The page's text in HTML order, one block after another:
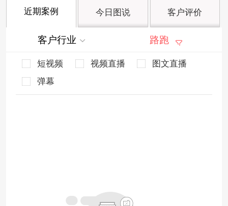
近期案例 今日图说 客户评价
客户行业 路跑
短视频 视频直播
图文直播
弹幕